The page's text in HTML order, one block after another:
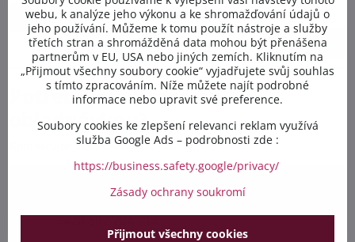
Skladem
od 71,08 Kč
od 74,82 KčSleva 5%
Zobrazit
Potřebujete poradit s
objednávkou?
Kontaktujte nás PO-PÁ 8:00 - 16:00:
+420 412 528 367
+420 602 284 314
webu, k analýze jeho výkonu a ke shromažďování údajů o
jeho používání. Můžeme k tomu použít nástroje a služby
třetích stran a shromážděná data mohou být přenášena
partnerům v EU, USA nebo jiných zemích. Kliknutím na
„Přijmout všechny soubory cookie“ vyjadřujete svůj souhlas
s tímto zpracováním. Níže můžete najít podrobné
informace nebo upravit své preference.
Soubory cookies ke zlepšení relevanci reklam využívá
služba Google Ads – podrobnosti zde :
https://business.safety.google/privacy/
Zásady ochrany soukromí
Přijmout všechny cookies